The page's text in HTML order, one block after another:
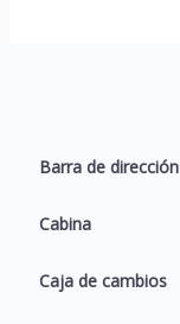
Barra de dirección
Cabina
Caja de cambios